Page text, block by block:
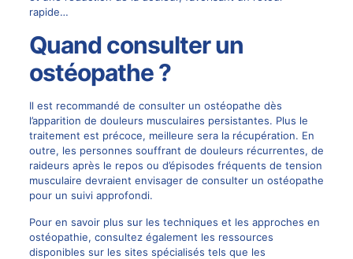
rapide…
Quand consulter un
ostéopathe ?
Il est recommandé de consulter un ostéopathe dès
l’apparition de douleurs musculaires persistantes. Plus le
traitement est précoce, meilleure sera la récupération. En
outre, les personnes souffrant de douleurs récurrentes, de
raideurs après le repos ou d’épisodes fréquents de tension
musculaire devraient envisager de consulter un ostéopathe
pour un suivi approfondi.
Pour en savoir plus sur les techniques et les approches en
ostéopathie, consultez également les ressources
disponibles sur les sites spécialisés tels que les